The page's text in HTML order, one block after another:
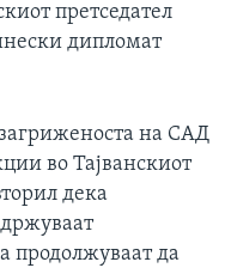
претседател
дипломат
на САД
во Тајванскиот
дека
продолжуваат да